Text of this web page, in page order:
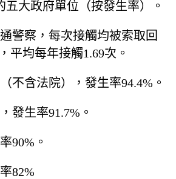
五大政府單位（按發生率）。
警察，每次接觸均被索取回
平均每年接觸1.69次。
不含法院），發生率94.4%。
發生率91.7%。
90%。
82%